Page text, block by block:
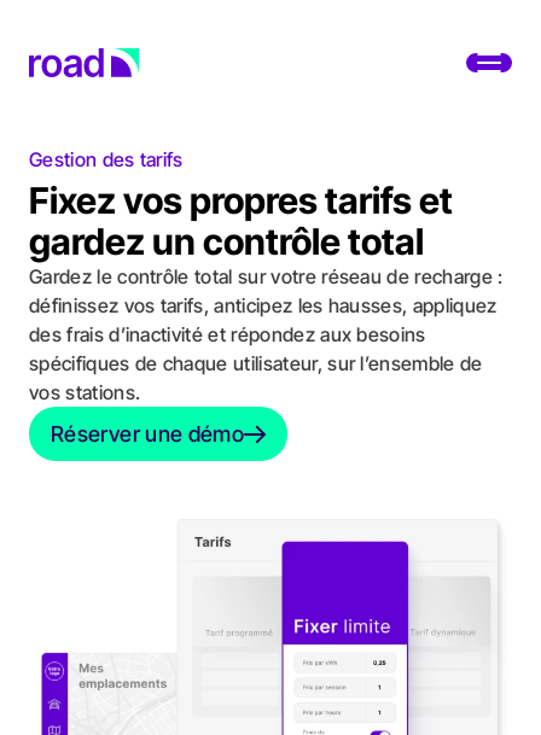
Go to home page
Plateforme
Services
Cas pratiques
Développeurs
À propos
Modifier la localisation
Support
Gestion des tarifs
Fixez vos propres tarifs et
gardez un contrôle total
Gardez le contrôle total sur votre réseau de recharge :
définissez vos tarifs, anticipez les hausses, appliquez
des frais d’inactivité et répondez aux besoins
spécifiques de chaque utilisateur, sur l’ensemble de
vos stations.
Réserver une démo
Réserver une démo